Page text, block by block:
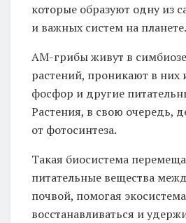
которые образуют одну из
и важных систем на планете.
AM-грибы живут в
растений, проникают в них
фосфор и другие
Растения, в свою очередь,
от фотосинтеза.
Такая биосистема
питательные вещества
почвой, помогая
восстанавливаться и